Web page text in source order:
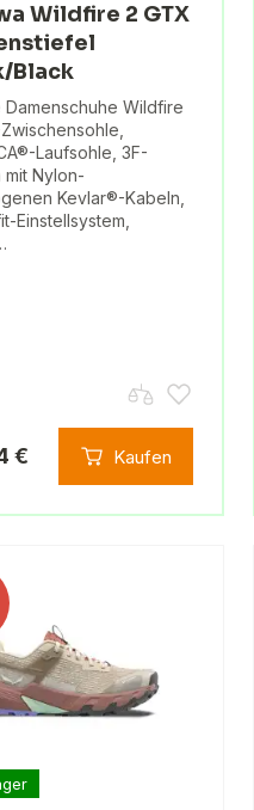
Wildfire 2 GTX
Black
Damenschuhe Wildfire
Laufsohle, 3F-
mit Nylon-
Kevlar®-Kabeln,
Einstellsystem,
€ Kaufen